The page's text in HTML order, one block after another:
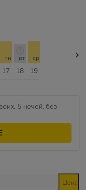
17
пн
18
вт
19
ср
5 ночей, без
Цена